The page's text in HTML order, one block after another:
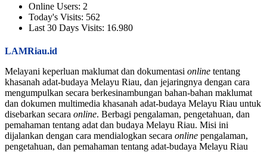
Online Users: 2
Today's Visits: 562
Last 30 Days Visits: 16.980
LAMRiau.id
Melayani keperluan maklumat dan dokumentasi online tentang
khasanah adat-budaya Melayu Riau, dan jejaringnya dengan cara
mengumpulkan secara berkesinambungan bahan-bahan maklumat
dan dokumen multimedia khasanah adat-budaya Melayu Riau untuk
disebarkan secara online. Berbagi pengalaman, pengetahuan, dan
pemahaman tentang adat dan budaya Melayu Riau. Misi ini
dijalankan dengan cara mendialogkan secara online pengalaman,
pengetahuan, dan pemahaman tentang adat-budaya Melayu Riau